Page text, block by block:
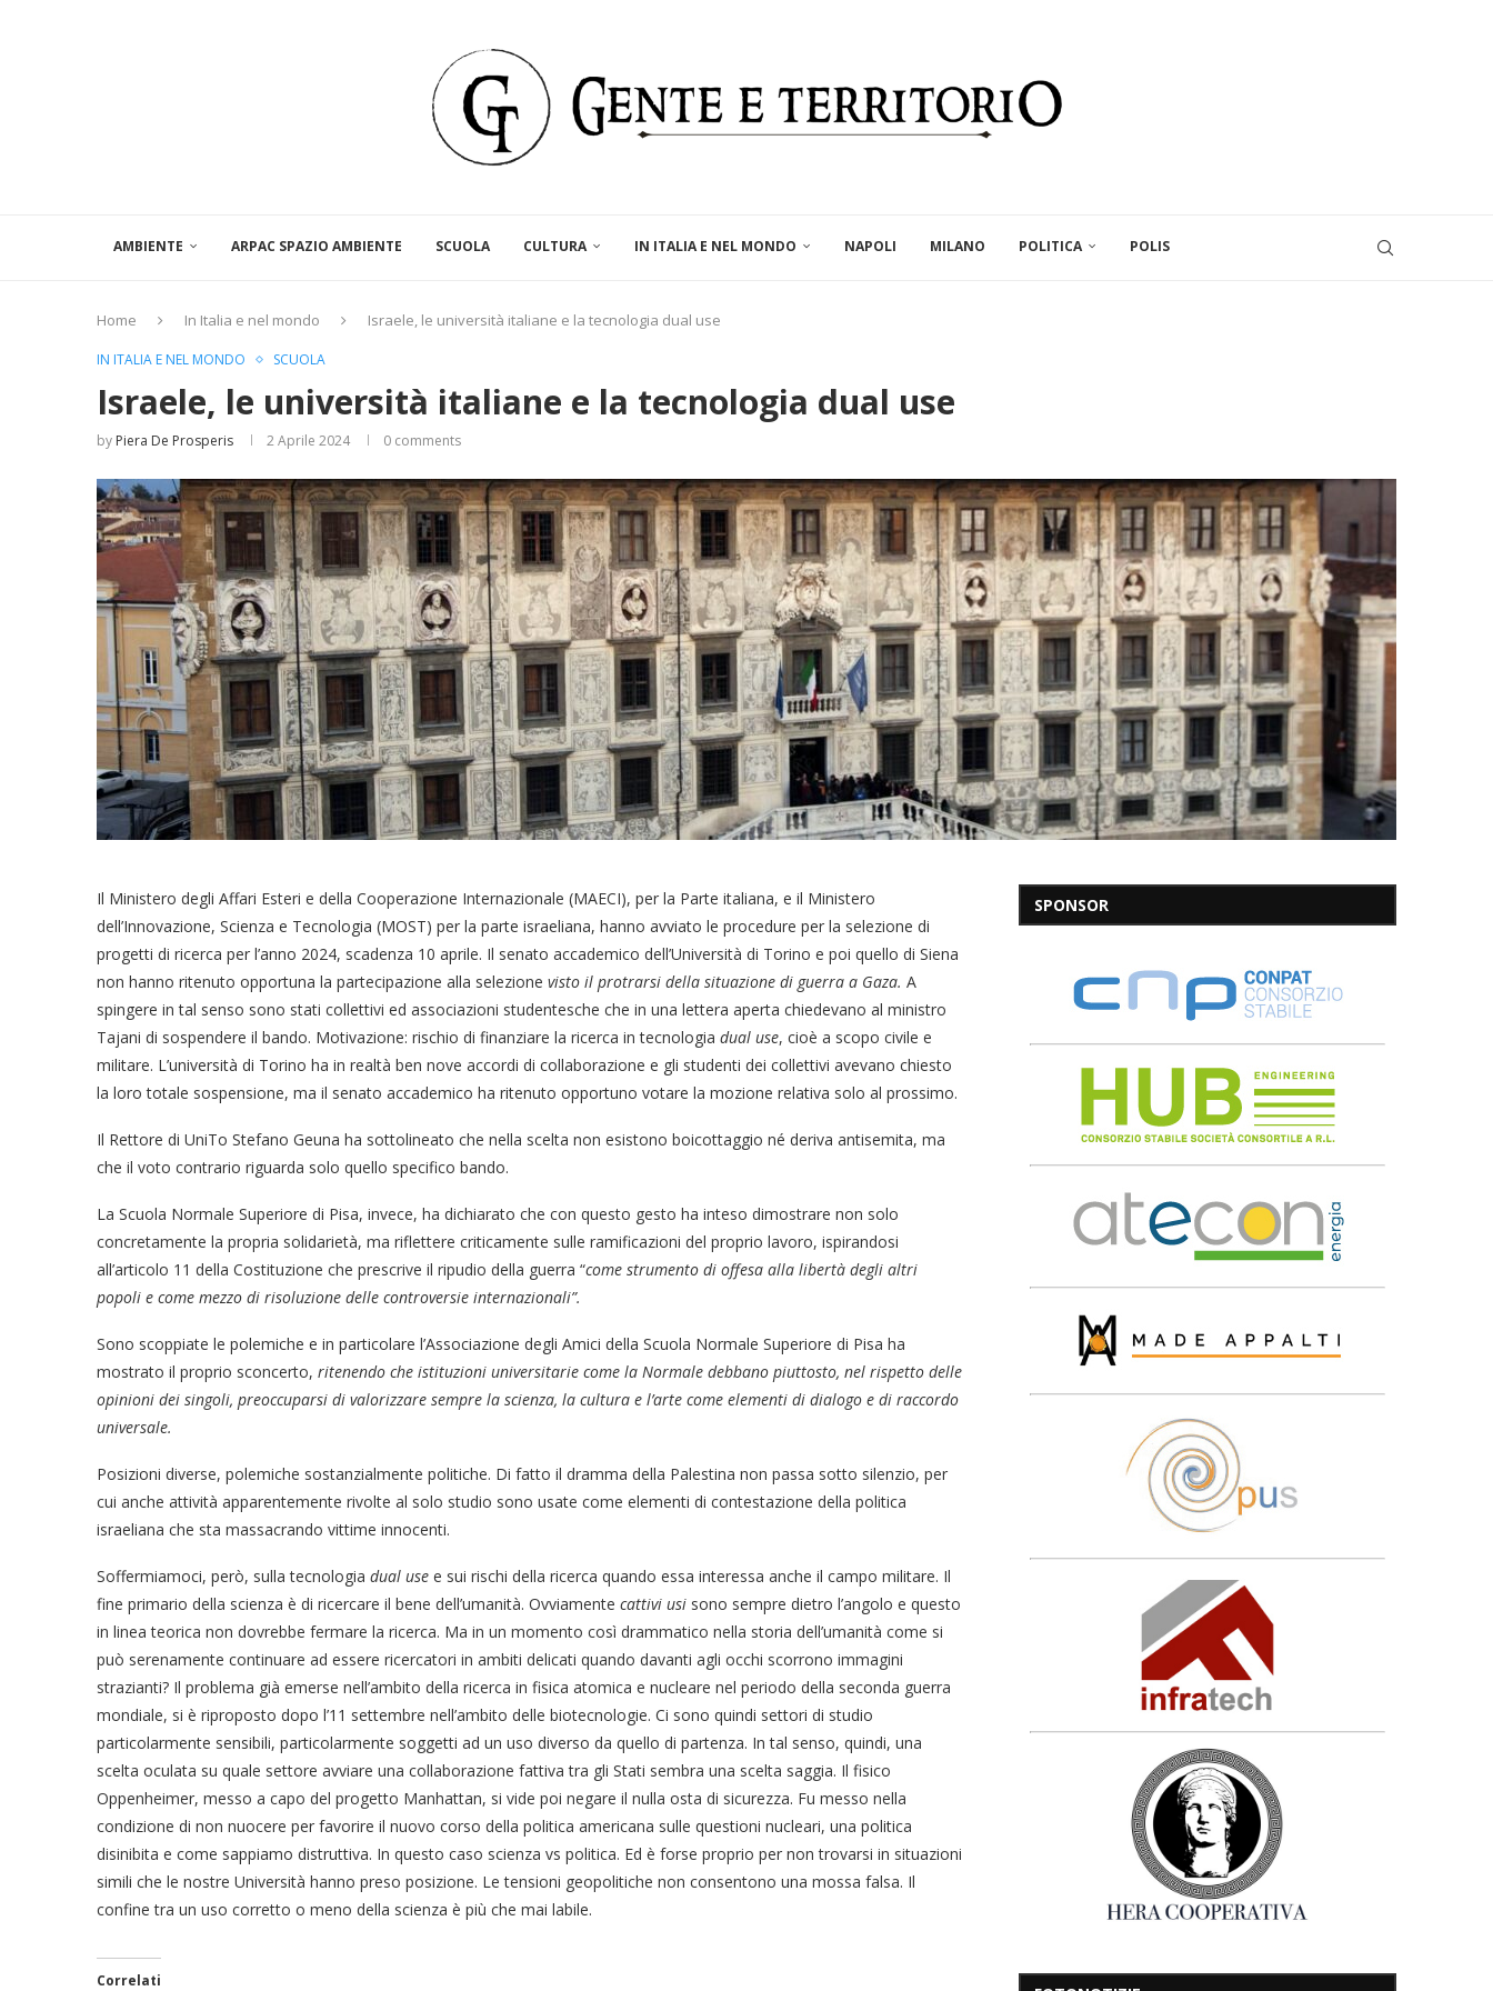
AMBIENTE ARPAC SPAZIO AMBIENTE SCUOLA CULTURA IN ITALIA E NEL MONDO NAPOLI MILANO POLITICA POLIS
Home In Italia e nel mondo Israele, le università italiane e la tecnologia dual use
IN ITALIA E NEL MONDO SCUOLA
Israele, le università italiane e la tecnologia dual use
by Piera De Prosperis 2 Aprile 2024 0 comments
Il Ministero degli Affari Esteri e della Cooperazione Internazionale (MAECI), per la Parte italiana, e il Ministero
dell’Innovazione, Scienza e Tecnologia (MOST) per la parte israeliana, hanno avviato le procedure per la selezione di
progetti di ricerca per l’anno 2024, scadenza 10 aprile. Il senato accademico dell’Università di Torino e poi quello di Siena
non hanno ritenuto opportuna la partecipazione alla selezione visto il protrarsi della situazione di guerra a Gaza. A
spingere in tal senso sono stati collettivi ed associazioni studentesche che in una lettera aperta chiedevano al ministro
Tajani di sospendere il bando. Motivazione: rischio di finanziare la ricerca in tecnologia dual use, cioè a scopo civile e
militare. L’università di Torino ha in realtà ben nove accordi di collaborazione e gli studenti dei collettivi avevano chiesto
la loro totale sospensione, ma il senato accademico ha ritenuto opportuno votare la mozione relativa solo al prossimo.
Il Rettore di UniTo Stefano Geuna ha sottolineato che nella scelta non esistono boicottaggio né deriva antisemita, ma
che il voto contrario riguarda solo quello specifico bando.
La Scuola Normale Superiore di Pisa, invece, ha dichiarato che con questo gesto ha inteso dimostrare non solo
concretamente la propria solidarietà, ma riflettere criticamente sulle ramificazioni del proprio lavoro, ispirandosi
all’articolo 11 della Costituzione che prescrive il ripudio della guerra “come strumento di offesa alla libertà degli altri
popoli e come mezzo di risoluzione delle controversie internazionali”.
Sono scoppiate le polemiche e in particolare l’Associazione degli Amici della Scuola Normale Superiore di Pisa ha
mostrato il proprio sconcerto, ritenendo che istituzioni universitarie come la Normale debbano piuttosto, nel rispetto delle
opinioni dei singoli, preoccuparsi di valorizzare sempre la scienza, la cultura e l’arte come elementi di dialogo e di raccordo
universale.
Posizioni diverse, polemiche sostanzialmente politiche. Di fatto il dramma della Palestina non passa sotto silenzio, per
cui anche attività apparentemente rivolte al solo studio sono usate come elementi di contestazione della politica
israeliana che sta massacrando vittime innocenti.
Soffermiamoci, però, sulla tecnologia dual use e sui rischi della ricerca quando essa interessa anche il campo militare. Il
fine primario della scienza è di ricercare il bene dell’umanità. Ovviamente cattivi usi sono sempre dietro l’angolo e questo
in linea teorica non dovrebbe fermare la ricerca. Ma in un momento così drammatico nella storia dell’umanità come si
può serenamente continuare ad essere ricercatori in ambiti delicati quando davanti agli occhi scorrono immagini
strazianti? Il problema già emerse nell’ambito della ricerca in fisica atomica e nucleare nel periodo della seconda guerra
mondiale, si è riproposto dopo l’11 settembre nell’ambito delle biotecnologie. Ci sono quindi settori di studio
particolarmente sensibili, particolarmente soggetti ad un uso diverso da quello di partenza. In tal senso, quindi, una
scelta oculata su quale settore avviare una collaborazione fattiva tra gli Stati sembra una scelta saggia. Il fisico
Oppenheimer, messo a capo del progetto Manhattan, si vide poi negare il nulla osta di sicurezza. Fu messo nella
condizione di non nuocere per favorire il nuovo corso della politica americana sulle questioni nucleari, una politica
disinibita e come sappiamo distruttiva. In questo caso scienza vs politica. Ed è forse proprio per non trovarsi in situazioni
simili che le nostre Università hanno preso posizione. Le tensioni geopolitiche non consentono una mossa falsa. Il
confine tra un uso corretto o meno della scienza è più che mai labile.
Correlati
SPONSOR